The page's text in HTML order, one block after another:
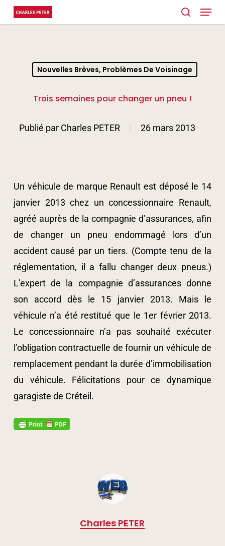
Skip
to
search
Menu
Nouvelles Brèves, Problèmes De Voisinage
Trois semaines pour changer un pneu !
Publié par Charles PETER 26 mars 2013
Un véhicule de marque Renault est déposé le 14
janvier 2013 chez un concessionnaire Renault,
agréé auprès de la compagnie d’assurances, afin
de changer un pneu endommagé lors d’un
accident causé par un tiers. (Compte tenu de la
réglementation, il a fallu changer deux pneus.)
L’expert de la compagnie d’assurances donne
son accord dès le 15 janvier 2013. Mais le
véhicule n’a été restitué que le 1er février 2013.
Le concessionnaire n’a pas souhaité exécuter
l’obligation contractuelle de fournir un véhicule de
remplacement pendant la durée d’immobilisation
du véhicule. Félicitations pour ce dynamique
garagiste de Créteil.
Charles PETER